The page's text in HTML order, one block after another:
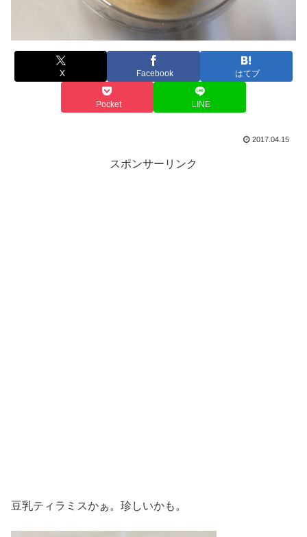
X Facebook はてブ
Pocket LINE
2017.04.15
スポンサーリンク
豆乳ティラミスかぁ。珍しいかも。